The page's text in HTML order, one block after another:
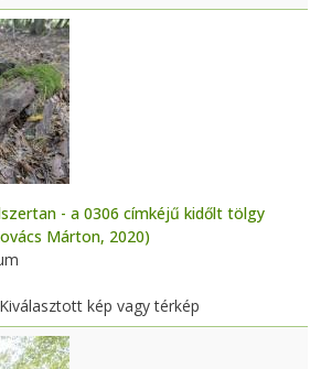
- a 0306 címkéjű kidőlt tölgy
Márton, 2020)
kép vagy térkép